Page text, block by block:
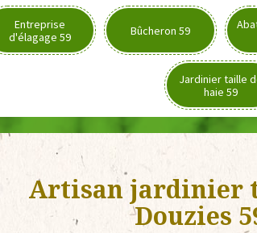
Entreprise
d'élagage 59
Bûcheron 59
Jardinier taille
haie 59
Artisan jardinier
Douzies